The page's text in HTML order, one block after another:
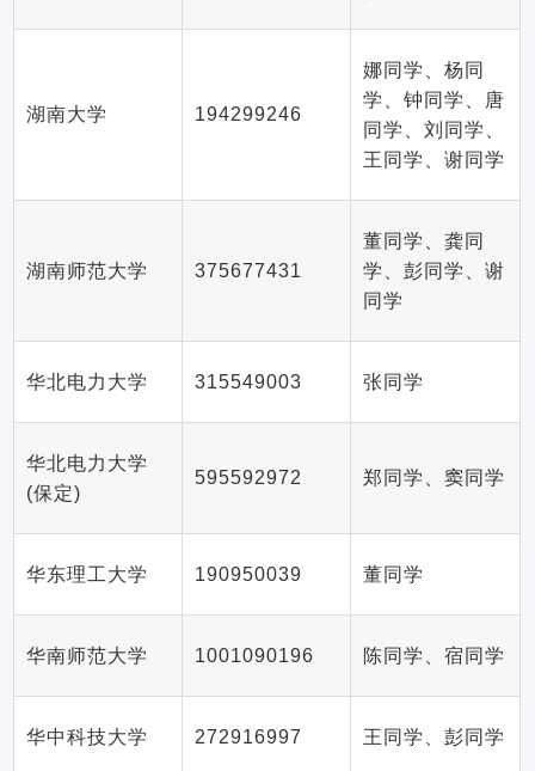
湖南大学 194299246
娜同学、杨同
学、钟同学、唐
同学、刘同学、
王同学、谢同学
湖南师范大学 375677431
董同学、龚同
学、彭同学、谢
同学
华北电力大学 315549003 张同学
华北电力大学
(保定)
595592972 郑同学、窦同学
华东理工大学 190950039 董同学
华南师范大学 1001090196 陈同学、宿同学
华中科技大学 272916997 王同学、彭同学